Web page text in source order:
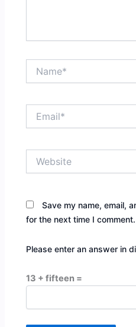
Save my name, email,
for the next time I comment.
Please enter an answer in
13 + fifteen =